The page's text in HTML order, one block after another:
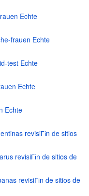
Echte
frauen Echte
test Echte
Echte
Echte
revisiГіn de sitios
revisiГіn de sitios de
revisiГіn de sitios de